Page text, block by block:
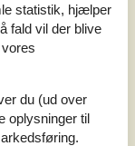
(0)
dansk.
sprog.
statistik, hjælper
fald vil der blive
du (ud over
oplysninger til